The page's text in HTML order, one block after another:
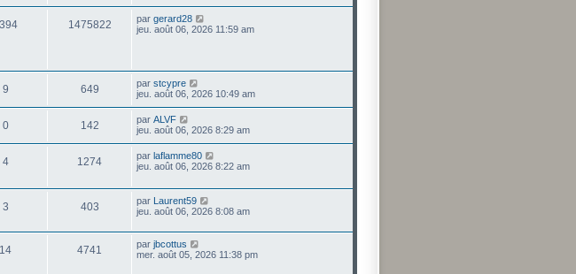
1475822 par gerard28
jeu. août 06, 2026 11:59 am
9 649 par stcypre
jeu. août 06, 2026 10:49 am
0 142 par ALVF
jeu. août 06, 2026 8:29 am
4 1274 par laflamme80
jeu. août 06, 2026 8:22 am
3 403 par Laurent59
jeu. août 06, 2026 8:08 am
14 4741 par jbcottus
mer. août 05, 2026 11:38 pm